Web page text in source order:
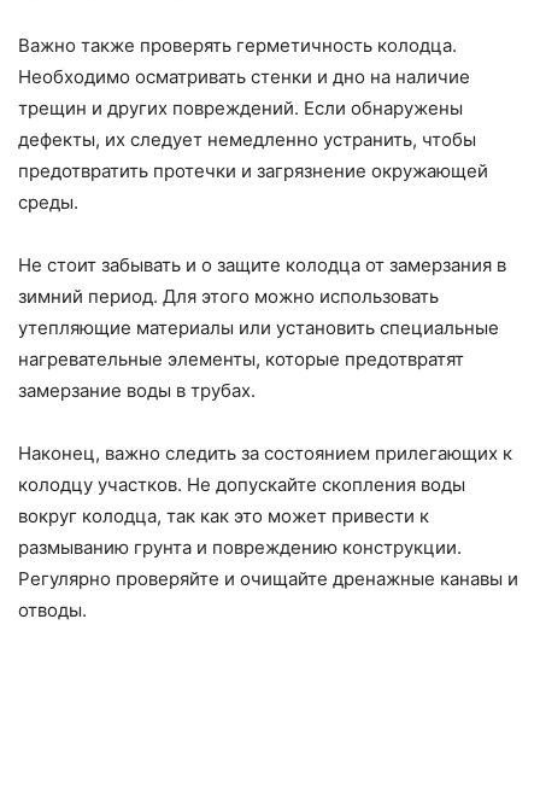
Важно также проверять герметичность колодца.
Необходимо осматривать стенки и дно на наличие
трещин и других повреждений. Если обнаружены
дефекты, их следует немедленно устранить, чтобы
предотвратить протечки и загрязнение окружающей
среды.
Не стоит забывать и о защите колодца от замерзания в
зимний период. Для этого можно использовать
утепляющие материалы или установить специальные
нагревательные элементы, которые предотвратят
замерзание воды в трубах.
Наконец, важно следить за состоянием прилегающих к
колодцу участков. Не допускайте скопления воды
вокруг колодца, так как это может привести к
размыванию грунта и повреждению конструкции.
Регулярно проверяйте и очищайте дренажные канавы и
отводы.